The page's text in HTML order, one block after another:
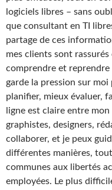
logiciels libres – sans
que consultant en TI
partage de ces
mes clients sont rassurés
comprendre et
garde la pression sur
planifier, mieux évaluer,
ligne est claire entre
graphistes, designers,
collaborer, et je peux
différentes manières,
communes aux libertés
employées. Le plus